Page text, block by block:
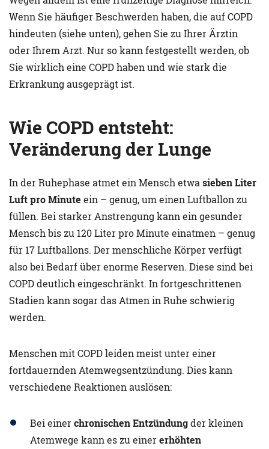
Wenn Sie häufiger Beschwerden haben, die auf COPD
hindeuten (siehe unten), gehen Sie zu Ihrer Ärztin
oder Ihrem Arzt. Nur so kann festgestellt werden, ob
Sie wirklich eine COPD haben und wie stark die
Erkrankung ausgeprägt ist.
Wie COPD entsteht:
Veränderung der Lunge
In der Ruhephase atmet ein Mensch etwa sieben Liter
Luft pro Minute ein – genug, um einen Luftballon zu
füllen. Bei starker Anstrengung kann ein gesunder
Mensch bis zu 120 Liter pro Minute einatmen – genug
für 17 Luftballons. Der menschliche Körper verfügt
also bei Bedarf über enorme Reserven. Diese sind bei
COPD deutlich eingeschränkt. In fortgeschrittenen
Stadien kann sogar das Atmen in Ruhe schwierig
werden.
Menschen mit COPD leiden meist unter einer
fortdauernden Atemwegsentzündung. Dies kann
verschiedene Reaktionen auslösen:
Bei einerchronischen Entzündungder kleinen
Atemwege kann es zu einererhöhten